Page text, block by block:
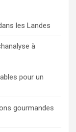
les Landes
à
pour un
gourmandes